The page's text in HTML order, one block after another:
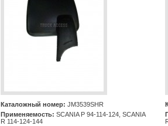
Каталожный номер: JM3539SHR
Применяемость: SCANIA Р 94-114-124, SCANIA
R 114-124-144